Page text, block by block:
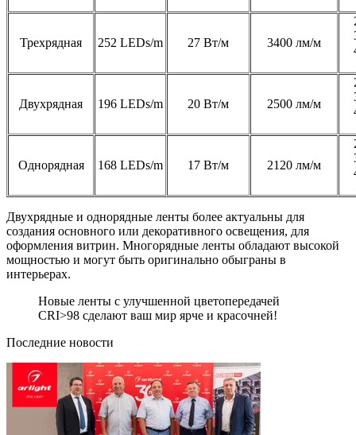
Трехрядная 252 LEDs/m 27 Вт/м 3400 лм/м
Двухрядная 196 LEDs/m 20 Вт/м 2500 лм/м
Однорядная 168 LEDs/m 17 Вт/м 2120 лм/м
Двухрядные и однорядные ленты более актуальны для
создания основного или декоративного освещения, для
оформления витрин. Многорядные ленты обладают высокой
мощностью и могут быть оригинально обыграны в
интерьерах.
Новые ленты с улучшенной цветопередачей
CRI>98 сделают ваш мир ярче и красочней!
Последние новости